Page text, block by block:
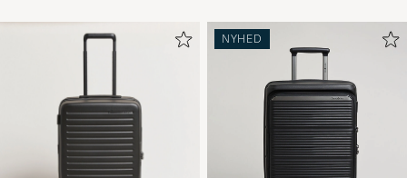
NYHED